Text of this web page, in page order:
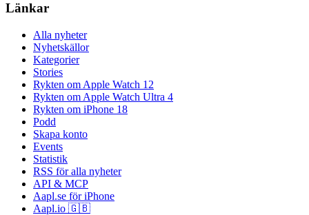
Länkar
Alla nyheter
Nyhetskällor
Kategorier
Stories
Rykten om Apple Watch 12
Rykten om Apple Watch Ultra 4
Rykten om iPhone 18
Podd
Skapa konto
Events
Statistik
RSS för alla nyheter
API & MCP
Aapl.se för iPhone
Aapl.io 🇬🇧